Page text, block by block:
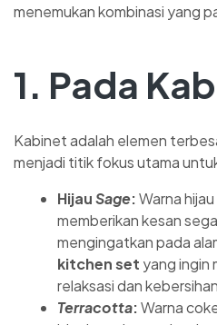
menemukan kombinasi yang
1. Pada
Kabinet adalah elemen
menjadi titik fokus utama
HijauSage:Warna
memberikan kesan
mengingatkan pada
kitchen set yang ingin
relaksasi dan
Terracotta:Warna